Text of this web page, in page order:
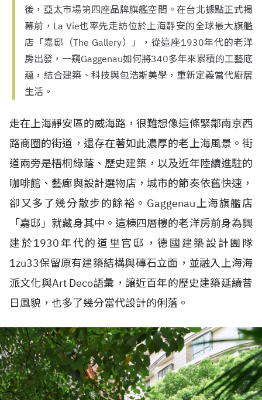
後，亞太市場第四座品牌旗艦空間。在台北據點正式揭
幕前，La Vie也率先走訪位於上海靜安的全球最大旗艦
店「嘉邸（The Gallery）」，從這座1930年代的老洋
房出發，一窺Gaggenau如何將340多年來累積的工藝底
蘊，結合建築、科技與包浩斯美學，重新定義當代廚居
生活。
走在上海靜安區的威海路，很難想像這條緊鄰南京西
路商圈的街道，還存在著如此濃厚的老上海風景。街
道兩旁是梧桐綠蔭、歷史建築，以及近年陸續進駐的
咖啡館、藝廊與設計選物店，城市的節奏依舊快速，
卻又多了幾分散步的餘裕。Gaggenau上海旗艦店
「嘉邸」就藏身其中。這棟四層樓的老洋房前身為興
建於1930年代的道里官邸，德國建築設計團隊
1zu33保留原有建築結構與磚石立面，並融入上海海
派文化與Art Deco語彙，讓近百年的歷史建築延續昔
日風貌，也多了幾分當代設計的俐落。